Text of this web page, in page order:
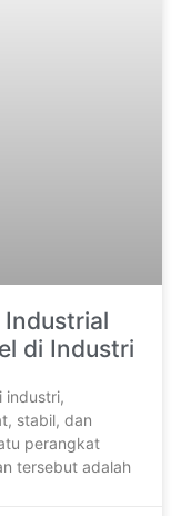
Industrial
di Industri
industri,
stabil, dan
perangkat
tersebut adalah